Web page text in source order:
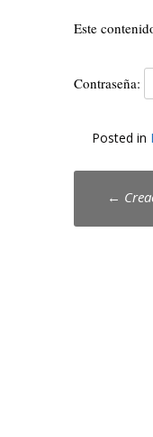
Este
Contraseña:
Posted in
Post
←